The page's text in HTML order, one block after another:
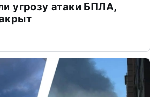
угрозу атаки БПЛА,